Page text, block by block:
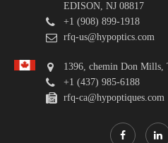
EDISON, NJ 08817
+1 (908) 899-1918
rfq-us@hypoptics.com
1396, chemin Don Mills,
+1 (437) 985-6188
rfq-ca@hypoptiques.com